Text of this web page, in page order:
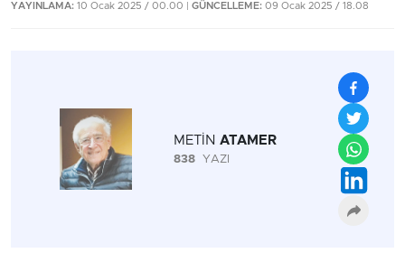
YAYINLAMA: 10 Ocak 2025 / 00.00 | GÜNCELLEME: 09 Ocak 2025 / 18.08
METİN ATAMER
838 YAZI